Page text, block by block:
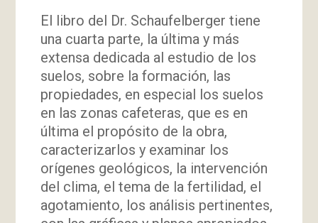
El libro del Dr. Schaufelberger tiene
una cuarta parte, la última y más
extensa dedicada al estudio de los
suelos, sobre la formación, las
propiedades, en especial los suelos
en las zonas cafeteras, que es en
última el propósito de la obra,
caracterizarlos y examinar los
orígenes geológicos, la intervención
del clima, el tema de la fertilidad, el
agotamiento, los análisis pertinentes,